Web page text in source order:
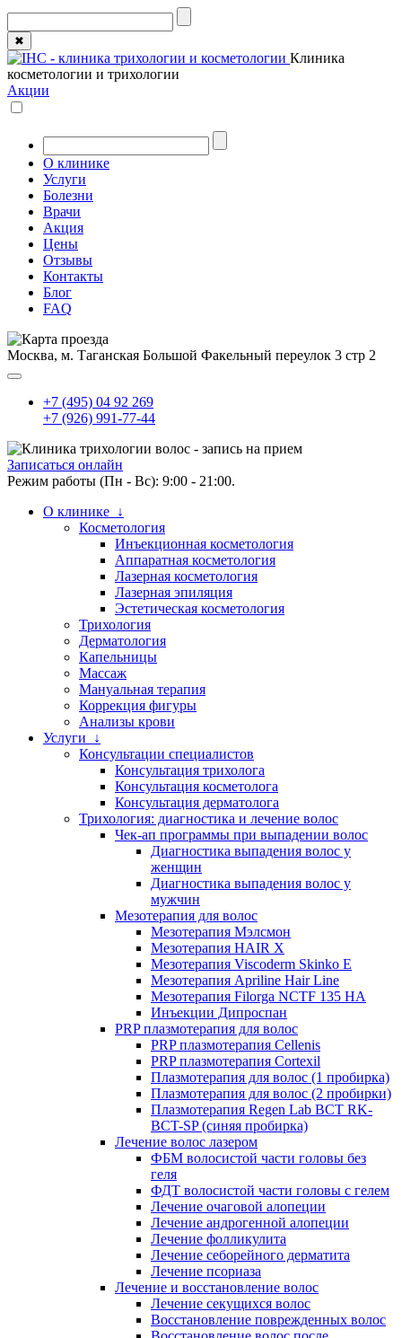
✖
Клиника
косметологии и трихологии
Акции
О клинике
Услуги
Болезни
Врачи
Акция
Цены
Отзывы
Контакты
Блог
FAQ
Москва, м. Таганская Большой Факельный переулок 3 стр 2
+7 (495) 04 92 269
+7 (926) 991-77-44
Записаться онлайн
Режим работы (Пн - Вс): 9:00 - 21:00.
О клинике ↓
Косметология
Инъекционная косметология
Аппаратная косметология
Лазерная косметология
Лазерная эпиляция
Эстетическая косметология
Трихология
Дерматология
Капельницы
Массаж
Мануальная терапия
Коррекция фигуры
Анализы крови
Услуги ↓
Консультации специалистов
Консультация трихолога
Консультация косметолога
Консультация дерматолога
Трихология: диагностика и лечение волос
Чек-ап программы при выпадении волос
Диагностика выпадения волос у
женщин
Диагностика выпадения волос у
мужчин
Мезотерапия для волос
Мезотерапия Мэлсмон
Мезотерапия HAIR X
Мезотерапия Viscoderm Skinko E
Мезотерапия Apriline Hair Line
Мезотерапия Filorga NCTF 135 HA
Инъекции Дипроспан
PRP плазмотерапия для волос
PRP плазмотерапия Cellenis
PRP плазмотерапия Cortexil
Плазмотерапия для волос (1 пробирка)
Плазмотерапия для волос (2 пробирки)
Плазмотерапия Regen Lab BCT RK-
BCT-SP (синяя пробирка)
Лечение волос лазером
ФБМ волосистой части головы без
геля
ФДТ волосистой части головы с гелем
Лечение очаговой алопеции
Лечение андрогенной алопеции
Лечение фолликулита
Лечение себорейного дерматита
Лечение псориаза
Лечение и восстановление волос
Лечение секущихся волос
Восстановление поврежденных волос